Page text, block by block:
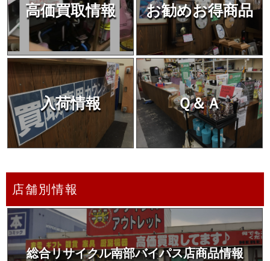
高価買取情報 お勧めお得商品
入荷情報 Ｑ＆Ａ
店舗別情報
総合リサイクル南部バイパス店商品情報